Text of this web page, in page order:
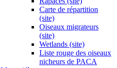
Carte de répartition
(site)
Oiseaux migrateurs
(site)
Wetlands (site)
Liste rouge des oiseaux
nicheurs de PACA